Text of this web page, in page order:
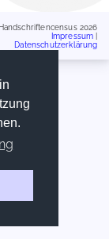
Handschriftencensus 2026
Impressum
Datenschutzerklärung